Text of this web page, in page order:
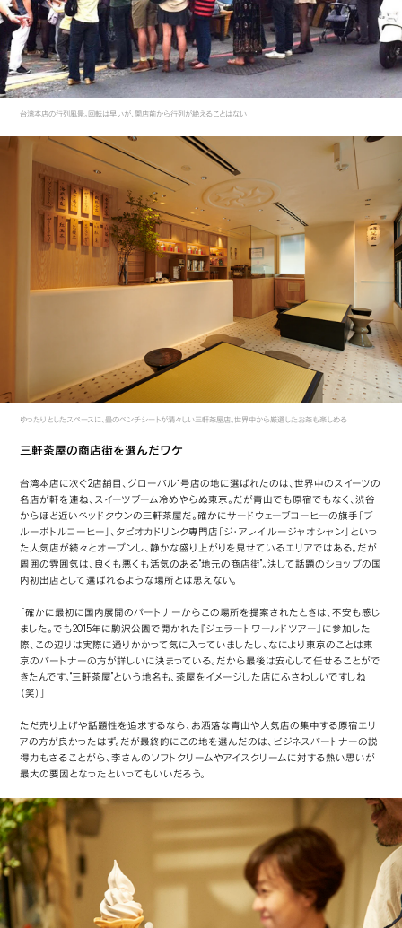
台湾本店の行列風景。回転は早いが、開店前から行列が絶えることはない
ゆったりとしたスペースに、畳のベンチシートが清々しい三軒茶屋店。世界中から厳選したお茶も楽しめる
三軒茶屋の商店街を選んだワケ
台湾本店に次ぐ2店舗目、グローバル1号店の地に選ばれたのは、世界中のスイーツの
名店が軒を連ね、スイーツブーム冷めやらぬ東京。だが青山でも原宿でもなく、渋谷
からほど近いベッドタウンの三軒茶屋だ。確かにサードウェーブコーヒーの旗手「ブ
ルーボトルコーヒー」、タピオカドリンク専門店「ジ・アレイ ルージャオシャン」といっ
た人気店が続々とオープンし、静かな盛り上がりを見せているエリアではある。だが
周囲の雰囲気は、良くも悪くも活気のある“地元の商店街”。決して話題のショップの国
内初出店として選ばれるような場所とは思えない。
「確かに最初に国内展開のパートナーからこの場所を提案されたときは、不安も感じ
ました。でも2015年に駒沢公園で開かれた『ジェラートワールドツアー』に参加した
際、この辺りは実際に通りかかって気に入っていましたし、なにより東京のことは東
京のパートナーの方が詳しいに決まっている。だから最後は安心して任せることがで
きたんです。“三軒茶屋”という地名も、茶屋をイメージした店にふさわしいですしね
（笑）」
ただ売り上げや話題性を追求するなら、お洒落な青山や人気店の集中する原宿エリ
アの方が良かったはず。だが最終的にこの地を選んだのは、ビジネスパートナーの説
得力もさることがら、李さんのソフトクリームやアイスクリームに対する熱い思いが
最大の要因となったといってもいいだろう。